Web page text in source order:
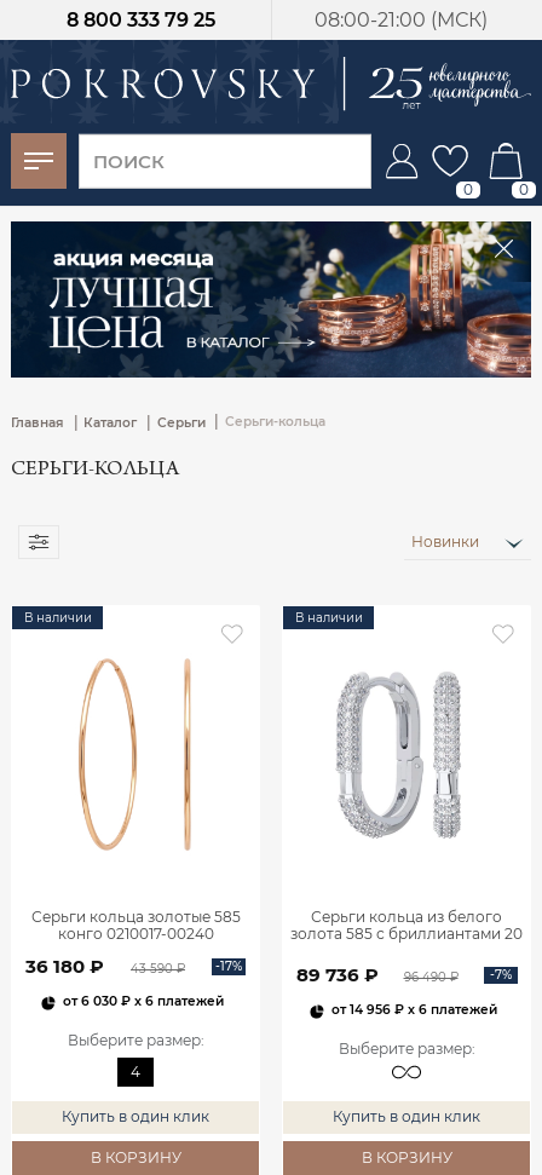
08:00-21:00 (МСК)
8 800 333 79 25
0 0
Главная | Каталог | Серьги Серьги-кольца
СЕРЬГИ-КОЛЬЦА
Новинки
В наличии
Серьги кольца золотые 585
конго 0210017-00240
36 180 ₽ 43 590 ₽ -17%
от6 030 ₽x 6 платежей
Выберите размер:
4
Купить в один клик
В КОРЗИНУ
В наличии
Серьги кольца из белого
золота 585 с бриллиантами 20
89 736 ₽ 96 490 ₽ -7%
от14 956 ₽x 6 платежей
Выберите размер:
Купить в один клик
В КОРЗИНУ
-30%
от 15 дней с
момента оплаты